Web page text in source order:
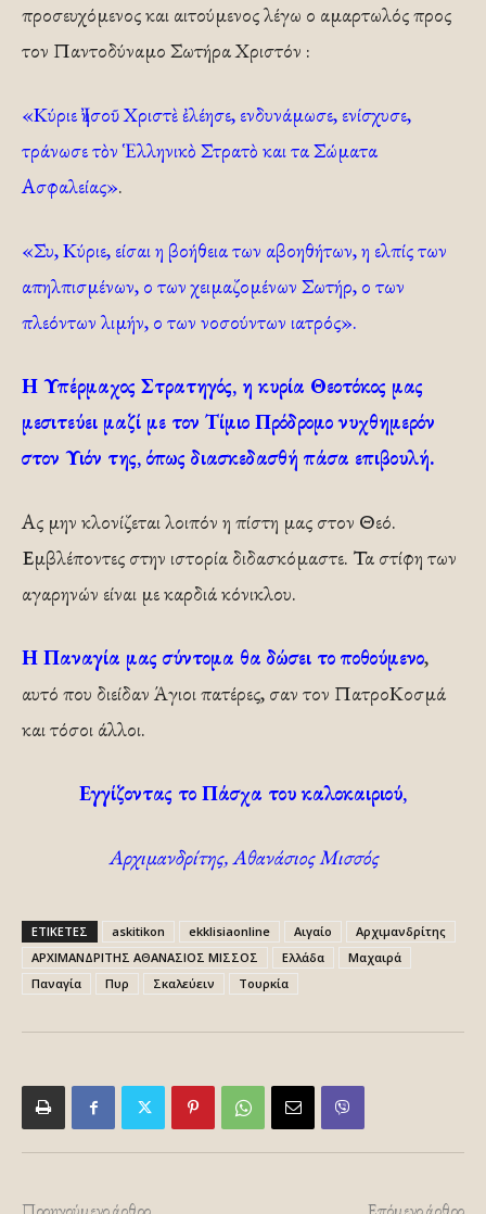
προσευχόμενος και αιτούμενος λέγω ο αμαρτωλός προς
τον Παντοδύναμο Σωτήρα Χριστόν :
«Κύριε Ἰησοῦ Χριστὲ ἐλέησε, ενδυνάμωσε, ενίσχυσε,
τράνωσε τὸν Ἑλληνικὸ Στρατὸ και τα Σώματα
Ασφαλείας».
«Συ, Κύριε, είσαι η βοήθεια των αβοηθήτων, η ελπίς των
απηλπισμένων, ο των χειμαζομένων Σωτήρ, ο των
πλεόντων λιμήν, ο των νοσούντων ιατρός».
Η Υπέρμαχος Στρατηγός, η κυρία Θεοτόκος μας
μεσιτεύει μαζί με τον Τίμιο Πρόδρομο νυχθημερόν
στον Υιόν της, όπως διασκεδασθή πάσα επιβουλή.
Ας μην κλονίζεται λοιπόν η πίστη μας στον Θεό.
Εμβλέποντες στην ιστορία διδασκόμαστε. Τα στίφη των
αγαρηνών είναι με καρδιά κόνικλου.
Η Παναγία μας σύντομα θα δώσει το ποθούμενο,
αυτό που διείδαν Άγιοι πατέρες, σαν τον ΠατροΚοσμά
και τόσοι άλλοι.
Εγγίζοντας το Πάσχα του καλοκαιριού,
Αρχιμανδρίτης, Αθανάσιος Μισσός
ΕΤΙΚΕΤΕΣ askitikon ekklisiaonline Αιγαίο
Αρχιμανδρίτης
ΑΡΧΙΜΑΝΔΡΙΤΗΣ ΑΘΑΝΑΣΙΟΣ ΜΙΣΣΟΣ
Ελλάδα
Μαχαιρά
Παναγία
Πυρ Σκαλεύειν Τουρκία